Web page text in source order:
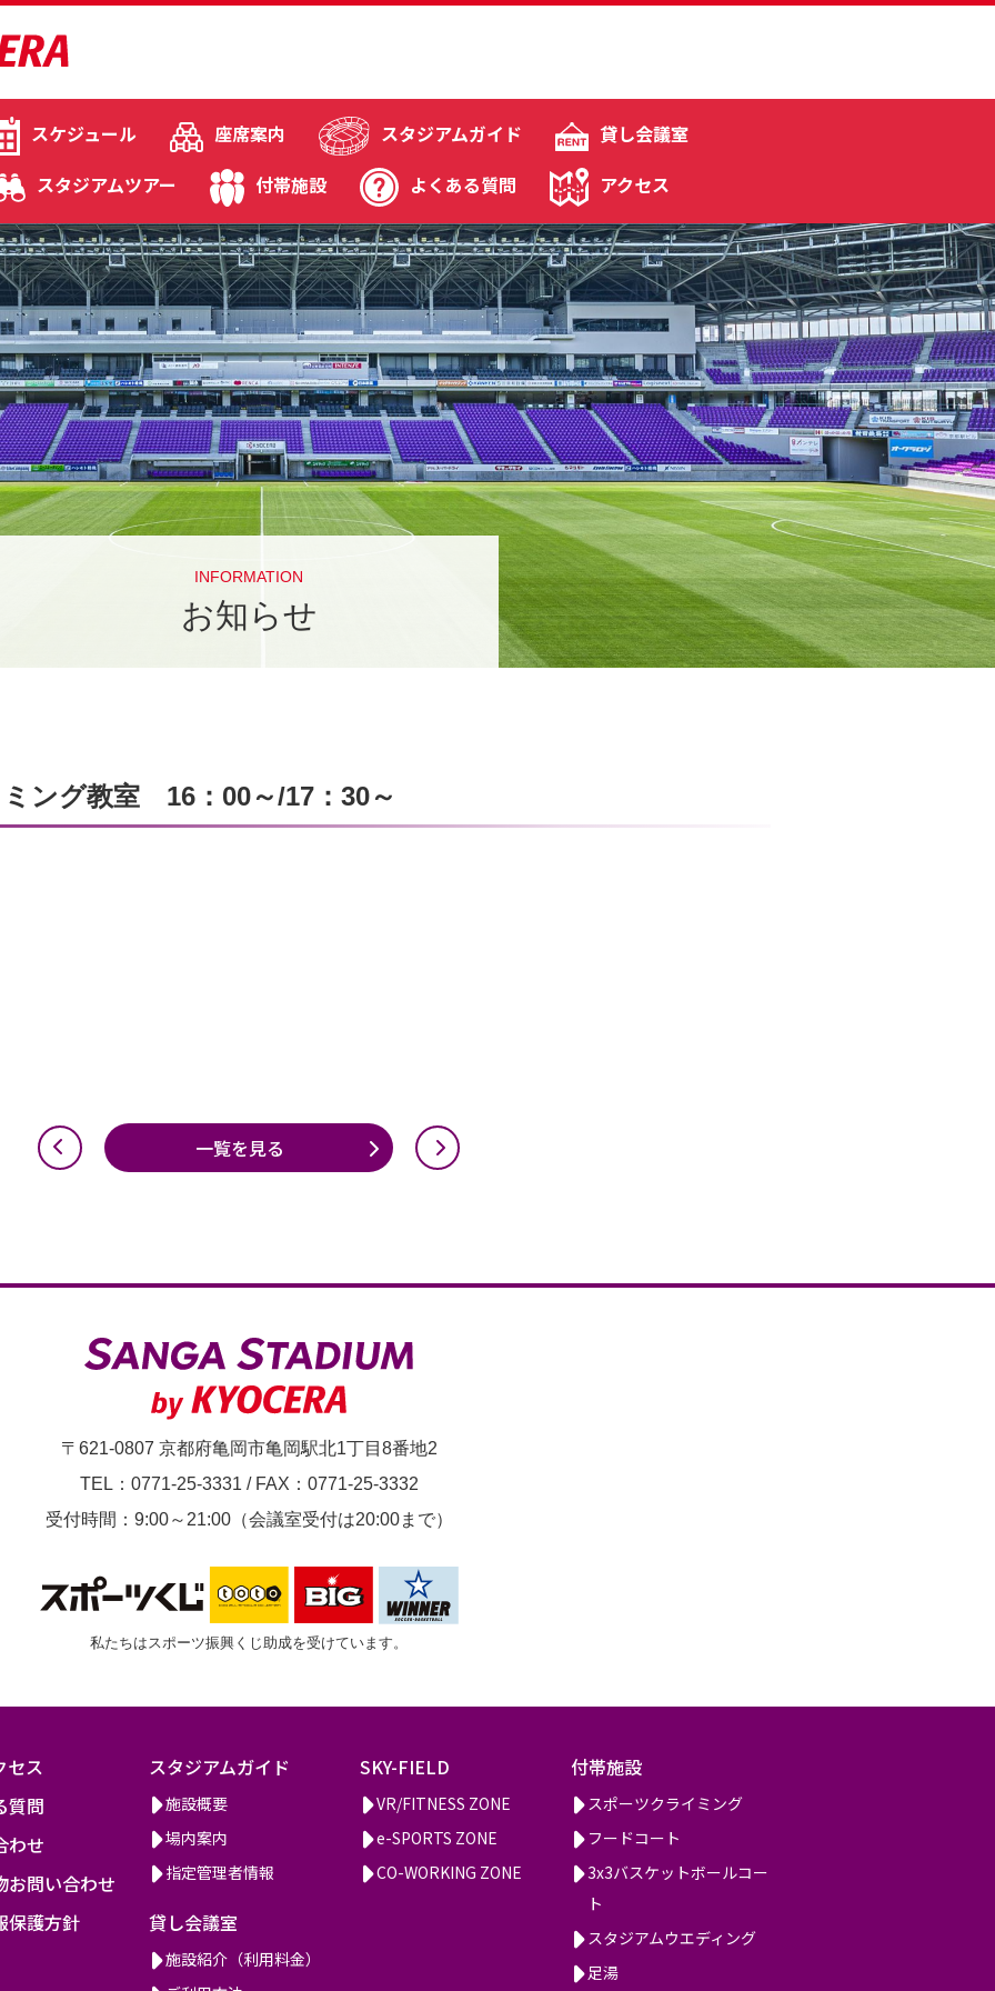
スケジュール 座席案内 スタジアムガイド
貸し会議室
スタジアムツアー 付帯施設 よくある質問 アクセス
INFORMATION
お知らせ
ング教室 16：00～/17：30～
一覧を見る
〒621-0807 京都府亀岡市亀岡駅北1丁目8番地2
TEL：0771-25-3331 / FAX：0771-25-3332
受付時間：9:00～21:00（会議室受付は20:00まで）
私たちはスポーツ振興くじ助成を受けています。
セス
質問
わせ
お問い合わせ
保護方針
スタジアムガイド
施設概要
場内案内
指定管理者情報
貸し会議室
施設紹介（利用料金）
SKY-FIELD
VR/FITNESS ZONE
e-SPORTS ZONE
CO-WORKING ZONE
付帯施設
スポーツクライミング
フードコート
3x3バスケットボールコー
ト
スタジアムウエディング
足湯